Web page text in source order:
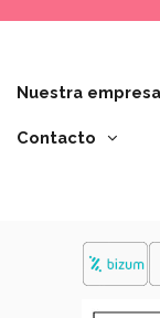
Nuestra empresa
Contacto